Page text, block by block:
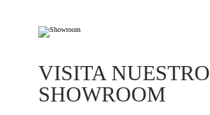
VISITA NUESTRO
SHOWROOM